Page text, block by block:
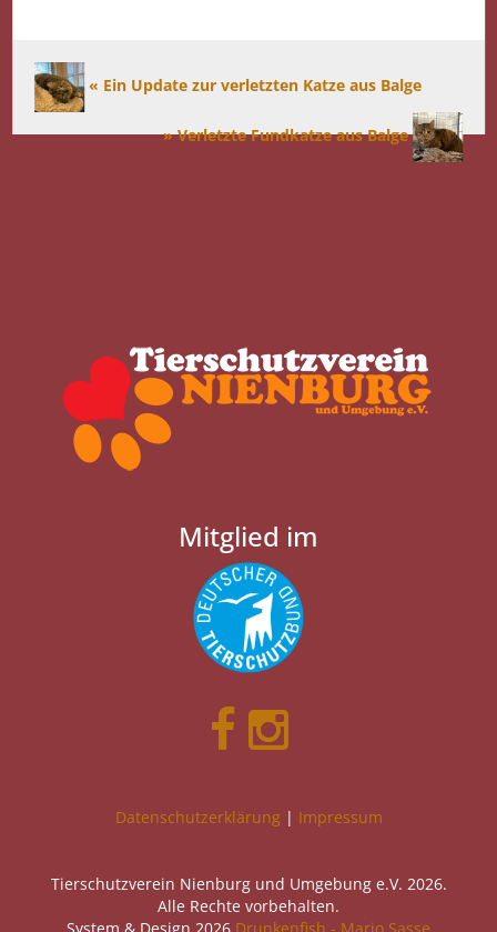
« Ein Update zur verletzten Katze aus Balge
» Verletzte Fundkatze aus Balge
Mitglied im
Datenschutzerklärung | Impressum
Tierschutzverein Nienburg und Umgebung e.V. 2026.
Alle Rechte vorbehalten.